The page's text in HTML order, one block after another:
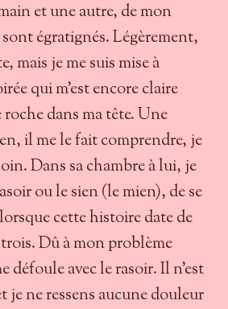
et une autre, de mon
égratignés. Légèrement,
mais je me suis mise à
qui m’est encore claire
roche dans ma tête. Une
il me le fait comprendre, je
Dans sa chambre à lui, je
ou le sien (le mien), de se
cette histoire date de
Dû à mon problème
défoule avec le rasoir. Il n’est
je ne ressens aucune douleur